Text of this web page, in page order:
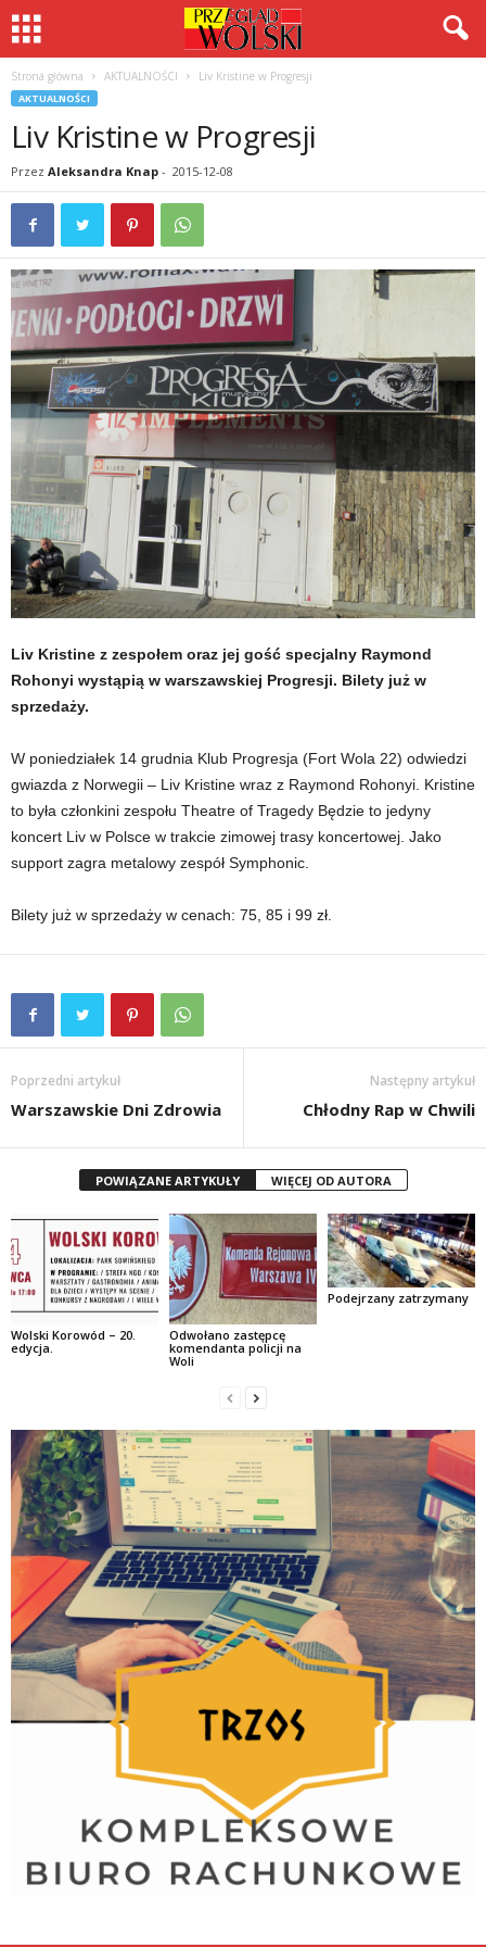
Strona główna AKTUALNOŚCI Liv Kristine w Progresji
AKTUALNOŚCI
Liv Kristine w Progresji
Przez Aleksandra Knap - 2015-12-08
Liv Kristine z zespołem oraz jej gość specjalny Raymond
Rohonyi wystąpią w warszawskiej Progresji. Bilety już w
sprzedaży.
W poniedziałek 14 grudnia Klub Progresja (Fort Wola 22) odwiedzi
gwiazda z Norwegii – Liv Kristine wraz z Raymond Rohonyi. Kristine
to była członkini zespołu Theatre of Tragedy Będzie to jedyny
koncert Liv w Polsce w trakcie zimowej trasy koncertowej. Jako
support zagra metalowy zespół Symphonic.
Bilety już w sprzedaży w cenach: 75, 85 i 99 zł.
Poprzedni artykuł
Warszawskie Dni Zdrowia
Następny artykuł
Chłodny Rap w Chwili
POWIĄZANE ARTYKUŁY WIĘCEJ OD AUTORA
Wolski Korowód – 20.
edycja.
Odwołano zastępcę
komendanta policji na
Woli
Podejrzany zatrzymany